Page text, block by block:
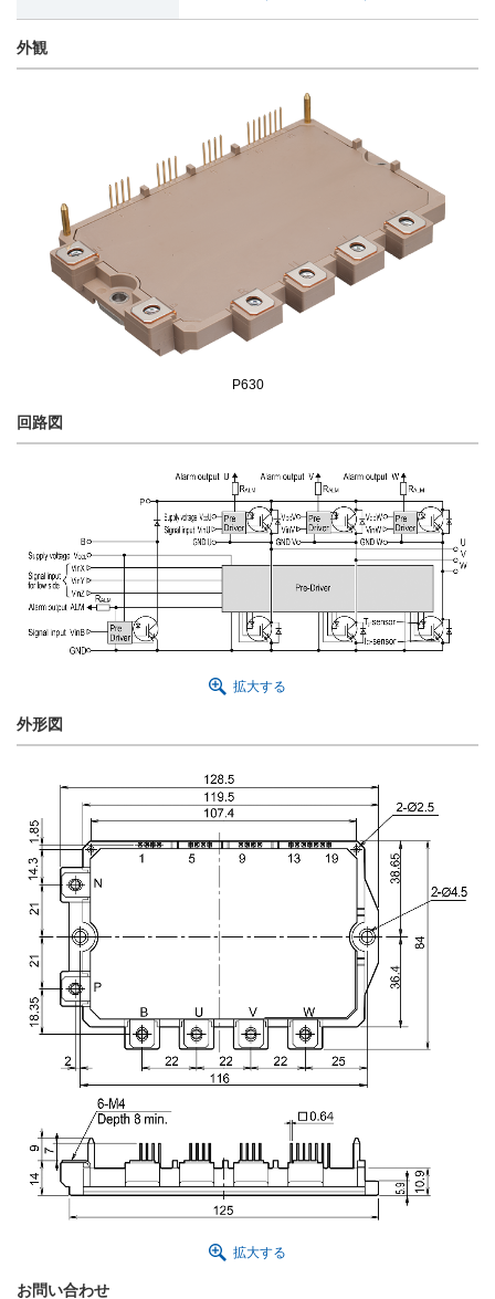
外観
P630
回路図
拡大する
外形図
拡大する
お問い合わせ